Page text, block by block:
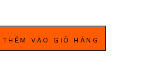
THÊM VÀO GIỎ HÀNG